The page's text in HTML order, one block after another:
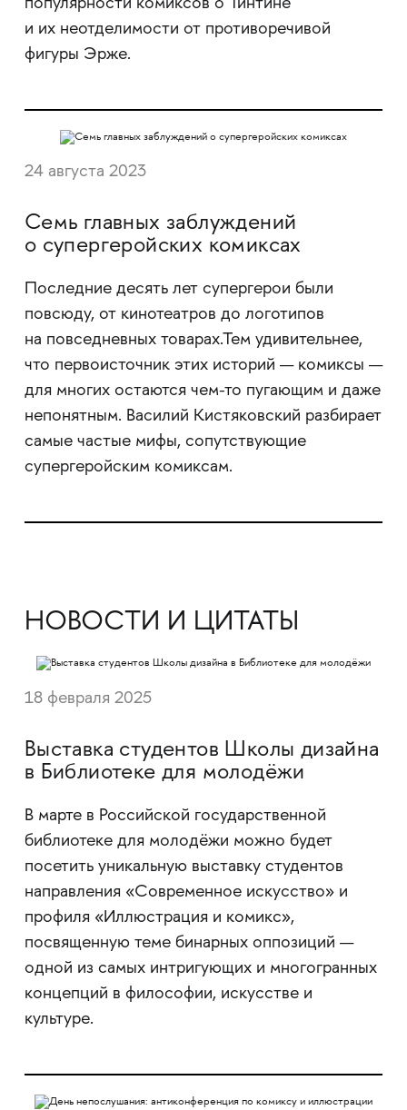
популярности комиксов о Тинтине
и их неотделимости от противоречивой
фигуры Эрже.
24 августа 2023
Семь главных заблуждений
о супергеройских комиксах
Последние десять лет супергерои были
повсюду, от кинотеатров до логотипов
на повседневных товарах.Тем удивительнее,
что первоисточник этих историй — комиксы —
для многих остаются чем-то пугающим и даже
непонятным. Василий Кистяковский разбирает
самые частые мифы, сопутствующие
супергеройским комиксам.
НОВОСТИ И ЦИТАТЫ
18 февраля 2025
Выставка студентов Школы дизайна
в Библиотеке для молодёжи
В марте в Российской государственной
библиотеке для молодёжи можно будет
посетить уникальную выставку студентов
направления «Современное искусство» и
профиля «Иллюстрация и комикс»,
посвященную теме бинарных оппозиций —
одной из самых интригующих и многогранных
концепций в философии, искусстве и
культуре.